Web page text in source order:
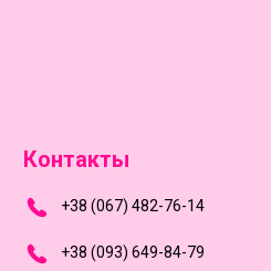
Контакты
+38 (067) 482-76-14
+38 (093) 649-84-79